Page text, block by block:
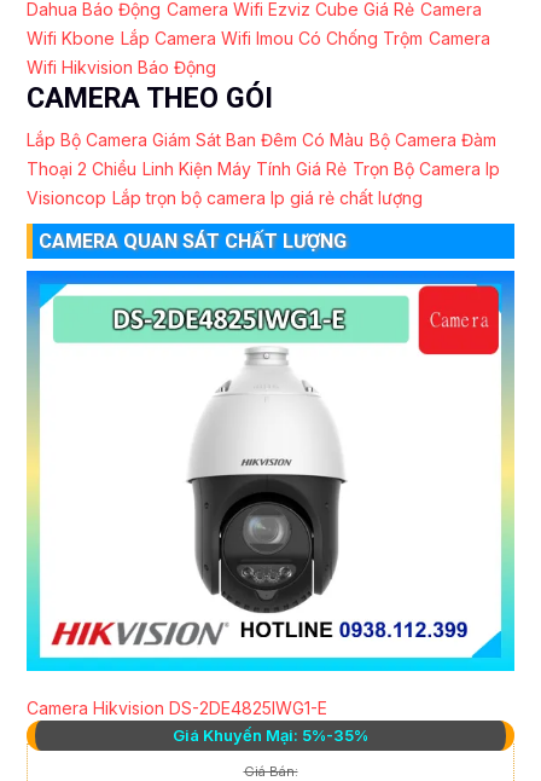
Dahua Báo Động Camera Wifi Ezviz Cube Giá Rẻ Camera
Wifi Kbone Lắp Camera Wifi Imou Có Chống Trộm Camera
Wifi Hikvision Báo Động
CAMERA THEO GÓI
Lắp Bộ Camera Giám Sát Ban Đêm Có Màu Bộ Camera Đàm
Thoại 2 Chiều Linh Kiện Máy Tính Giá Rẻ Trọn Bộ Camera Ip
Visioncop Lắp trọn bộ camera Ip giá rẻ chất lượng
CAMERA QUAN SÁT CHẤT LƯỢNG
Camera Hikvision DS-2DE4825IWG1-E
Giá Khuyến Mại: 5%-35%
Giá Bán: